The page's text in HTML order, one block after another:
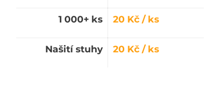
1 000+ ks 20 Kč / ks
Našití stuhy 20 Kč / ks